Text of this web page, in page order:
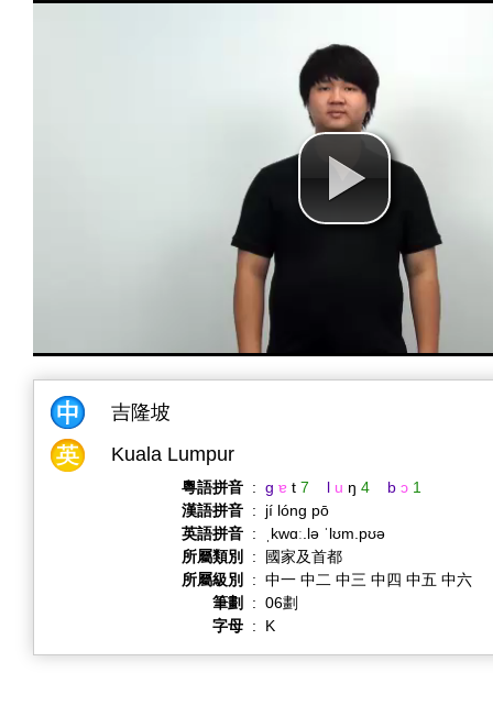
吉隆坡
Kuala Lumpur
粵語拼音 : g ɐ t 7 l u ŋ 4 b ɔ 1
漢語拼音 :
jí lóng pō
英語拼音 :
ˌkwɑː.lə ˈlʊm.pʊə
所屬類別
:
國家及首都
所屬級別
: 中一 中二 中三 中四 中五 中六
筆劃
: 06劃
字母 : K